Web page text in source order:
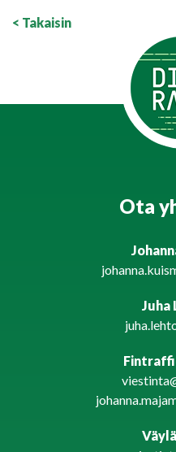
< Takaisin
Ota
Juha